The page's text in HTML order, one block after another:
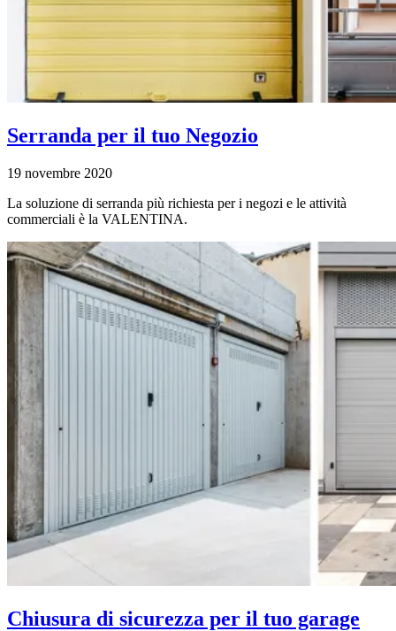
Serranda per il tuo Negozio
19 novembre 2020
La soluzione di serranda più richiesta per i negozi e le attività
commerciali è la VALENTINA.
Chiusura di sicurezza per il tuo garage